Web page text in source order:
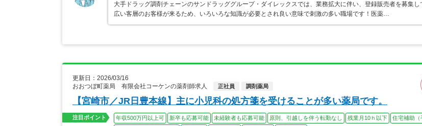
大手ドラッグ調剤チェーンのサンドラッググループ・ダイレックスでは、業務拡大に伴い、登録販売者を募集し
広い客層のお客様が来るため、いろいろな知識が必要とされ良い意味で刺激の多い職場です！医薬…
更新日：2026/03/16
おおつぼ町薬局 有限会社コーケンの薬剤師求人
正社員 調剤薬局
【宮崎市／JR日豊本線】主に小児科の処方箋を受けることが多い薬局です。
注目ポイント 年収500万円以上可 新卒も応募可能 未経験者も応募可能 原則、引越しを伴う転勤なし 残業月10ｈ以下
住宅補助（